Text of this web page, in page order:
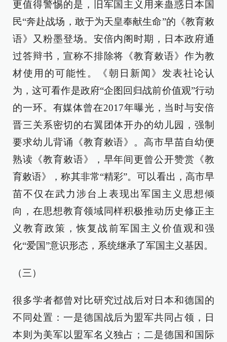
更值得警惕的是，旧军国主义用来蛊惑日本国
民“奔赴战场，敢于为天皇奉献生命”的《教育敕
语》又粉墨登场。安倍内阁时期，日本政府通
过答辩书，宣称不排除将《教育敕语》作为教
材使用的可能性。《朝日新闻》发表社论认
为，这可看作是政府“企图回归战前价值观”行动
的一环。有媒体曾在2017年曝光，当时与安倍
晋三关系密切的右翼团体开办的幼儿园，强制
要求幼儿背诵《教育敕语》。高市早苗自幼便
熟读《教育敕语》，早年间更曾公开赞赏《教
育敕语》，称其非常“精彩”。可以看出，高市早
苗不仅在武力涉台上表现出军国主义思想倾
向，在思想教育领域同样积极推动历史修正主
义教育政策，恢复战前军国主义价值观和强
化“爱国”意识形态，系统继承了军国主义基因。
（三）
很多学者都曾对比研究过战后对日本和德国的
不同处置：一是德国战后为盟军共同占领，日
本则为美军以盟军名义独占；二是德国和国际